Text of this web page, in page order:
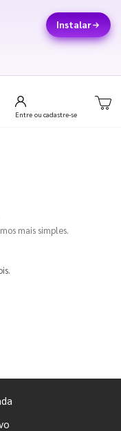
Instalar
Entre ou cadastre-se
mais simples.